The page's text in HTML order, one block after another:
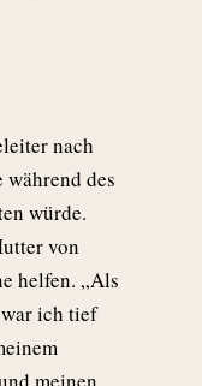
nach
des
würde.
von
helfen. „Als
ich tief